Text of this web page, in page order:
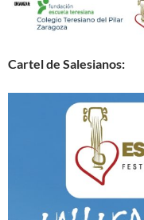
Cartel de Salesianos: